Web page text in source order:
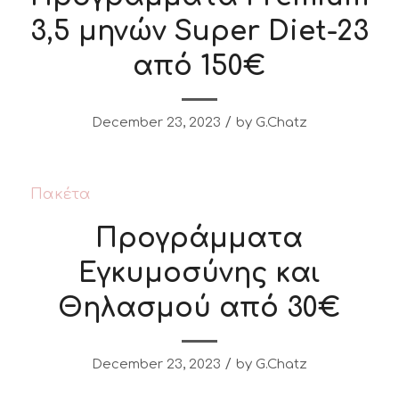
3,5 μηνών Super Diet-23
από 150€
December 23, 2023 / by G.Chatz
Πακέτα
Προγράμματα
Εγκυμοσύνης και
Θηλασμού από 30€
December 23, 2023 / by G.Chatz